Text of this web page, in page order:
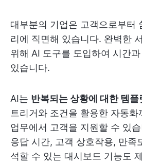
대부분의 기업은 고객으로부터
리에 직면해 있습니다. 완벽한
위해 AI 도구를 도입하여 시간
있습니다.
AI는 반복되는 상황에 대한 템
트리거와 조건을 활용한 자동
업무에서 고객을 지원할 수 있
응답 시간, 고객 상호작용, 만족
석할 수 있는 대시보드 기능도